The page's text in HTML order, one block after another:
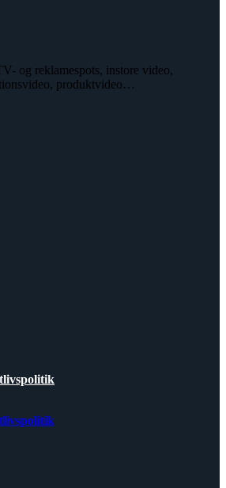
og reklamespots, instore video,
produktvideo…